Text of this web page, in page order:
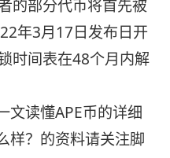
的部分代币将首先被
年3月17日发布日开
时间表在48个月内解
文读懂APE币的详细
样？的资料请关注脚